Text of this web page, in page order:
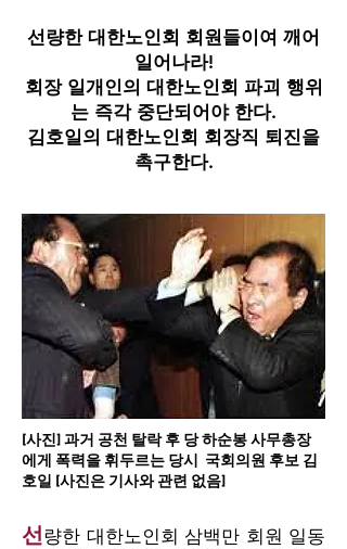
선량한 대한노인회 회원들이여 깨어
일어나라!
회장 일개인의 대한노인회 파괴 행위
는 즉각 중단되어야 한다.
김호일의 대한노인회 회장직 퇴진을
촉구한다.
[사진] 과거 공천 탈락 후 당 하순봉 사무총장
에게 폭력을 휘두르는 당시 국회의원 후보 김
호일 [사진은 기사와 관련 없음]
선량한 대한노인회 삼백만 회원 일동